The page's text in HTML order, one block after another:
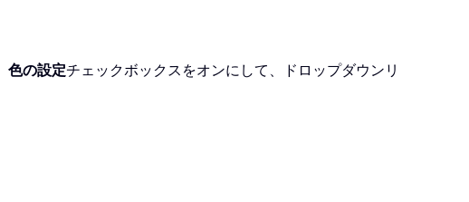
色の設定チェックボックスをオンにして、ドロップダウンリ